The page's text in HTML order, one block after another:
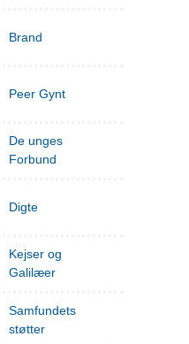
Brand
Peer Gynt
De unges
Forbund
Digte
Kejser og
Galilæer
Samfundets
støtter